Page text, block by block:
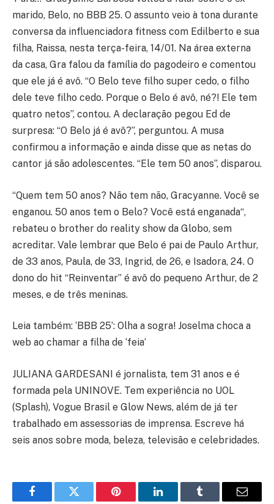
marido, Belo, no BBB 25. O assunto veio à tona durante
conversa da influenciadora fitness com Edilberto e sua
filha, Raissa, nesta terça-feira, 14/01. Na área externa
da casa, Gra falou da família do pagodeiro e comentou
que ele já é avô. “O Belo teve filho super cedo, o filho
dele teve filho cedo. Porque o Belo é avô, né?! Ele tem
quatro netos”, contou. A declaração pegou Ed de
surpresa: “O Belo já é avô?”, perguntou. A musa
confirmou a informação e ainda disse que as netas do
cantor já são adolescentes. “Ele tem 50 anos”, disparou.
“Quem tem 50 anos? Não tem não, Gracyanne. Você se
enganou. 50 anos tem o Belo? Você está enganada“,
rebateu o brother do reality show da Globo, sem
acreditar. Vale lembrar que Belo é pai de Paulo Arthur,
de 33 anos, Paula, de 33, Ingrid, de 26, e Isadora, 24. O
dono do hit “Reinventar” é avô do pequeno Arthur, de 2
meses, e de três meninas.
Leia também: ‘BBB 25’: Olha a sogra! Joselma choca a
web ao chamar a filha de ‘feia’
JULIANA GARDESANI é jornalista, tem 31 anos e é
formada pela UNINOVE. Tem experiência no UOL
(Splash), Vogue Brasil e Glow News, além de já ter
trabalhado em assessorias de imprensa. Escreve há
seis anos sobre moda, beleza, televisão e celebridades.
FacebookTwitter Pinterest LinkedInTumblr Email